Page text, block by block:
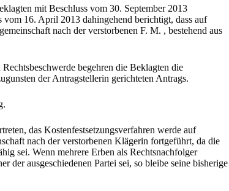
mit Beschluss vom 30. September 2013
vom 16. April 2013 dahingehend berichtigt, dass auf
nach der verstorbenen F. M. , bestehend aus
begehren die Beklagten die
der Antragstellerin gerichteten Antrags.
das Kostenfestsetzungsverfahren werde auf
nach der verstorbenen Klägerin fortgeführt, da die
sei. Wenn mehrere Erben als Rechtsnachfolger
der ausgeschiedenen Partei sei, so bleibe seine bisherige